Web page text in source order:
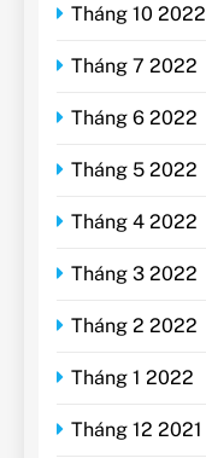
Tháng 10 2022
Tháng 7 2022
Tháng 6 2022
Tháng 5 2022
Tháng 4 2022
Tháng 3 2022
Tháng 2 2022
Tháng 1 2022
Tháng 12 2021